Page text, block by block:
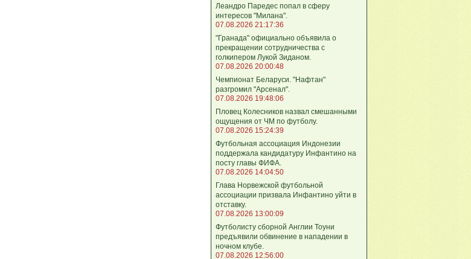
Леандро Паредес попал в сферу
интересов "Милана".
07.08.2026 21:17:36
"Гранада" официально объявила о
прекращении сотрудничества с
голкипером Лукой Зиданом.
07.08.2026 20:00:48
Чемпионат Беларуси. "Нафтан"
разгромил "Арсенал".
07.08.2026 19:48:06
Пловец Колесников назвал смешанными
ощущения от ЧМ по футболу.
07.08.2026 15:24:39
Футбольная ассоциация Индонезии
поддержала кандидатуру Инфантино на
посту главы ФИФА.
07.08.2026 14:04:50
Глава Норвежской футбольной
ассоциации призвала Инфантино уйти в
отставку.
07.08.2026 13:00:09
Футболисту сборной Англии Тоуни
предъявили обвинение в нападении в
ночном клубе.
07.08.2026 12:56:00